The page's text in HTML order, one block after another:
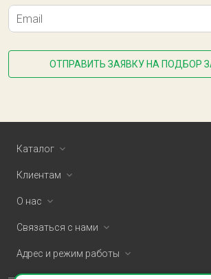
Email
ОТПРАВИТЬ ЗАЯВКУ НА ПОДБОР
Каталог
Клиентам
О нас
Связаться с нами
Адрес и режим работы